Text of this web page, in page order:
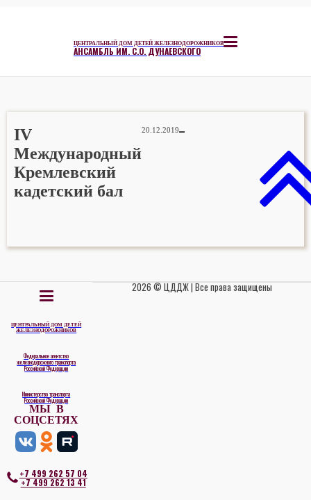
ЦЕНТРАЛЬНЫЙ ДОМ ДЕТЕЙ ЖЕЛЕЗНОДОРОЖНИКОВ
АНСАМБЛЬ ИМ. С.О. ДУНАЕВСКОГО
IV
Международный
Кремлевский
кадетский бал
20.12.2019
ЦЕНТРАЛЬНЫЙ ДОМ ДЕТЕЙ
ЖЕЛЕЗНОДОРОЖНИКОВ
Федеральное агентство
железнодорожного транспорта
Российской Федерации
Министерство транспорта
Российской Федерации
МЫ В
СОЦСЕТЯХ
+7 499 262 57 04
+7 499 262 13 41
2026 © ЦДДЖ | Все права защищены